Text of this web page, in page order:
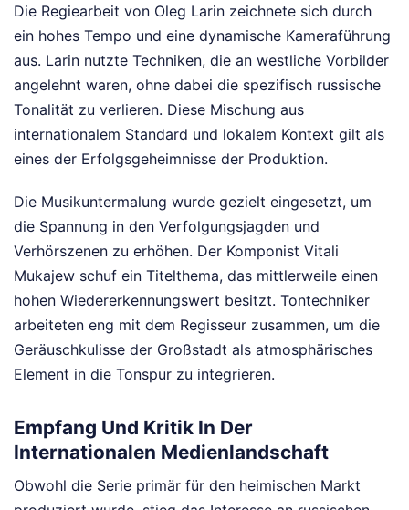
Die Regiearbeit von Oleg Larin zeichnete sich durch
ein hohes Tempo und eine dynamische Kameraführung
aus. Larin nutzte Techniken, die an westliche Vorbilder
angelehnt waren, ohne dabei die spezifisch russische
Tonalität zu verlieren. Diese Mischung aus
internationalem Standard und lokalem Kontext gilt als
eines der Erfolgsgeheimnisse der Produktion.
Die Musikuntermalung wurde gezielt eingesetzt, um
die Spannung in den Verfolgungsjagden und
Verhörszenen zu erhöhen. Der Komponist Vitali
Mukajew schuf ein Titelthema, das mittlerweile einen
hohen Wiedererkennungswert besitzt. Tontechniker
arbeiteten eng mit dem Regisseur zusammen, um die
Geräuschkulisse der Großstadt als atmosphärisches
Element in die Tonspur zu integrieren.
Empfang Und Kritik In Der
Internationalen Medienlandschaft
Obwohl die Serie primär für den heimischen Markt